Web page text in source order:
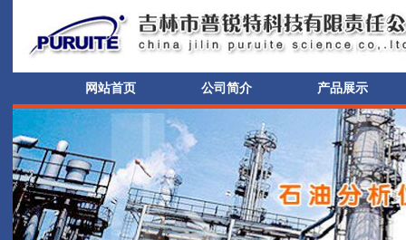
网站首页 公司简介 产品展示